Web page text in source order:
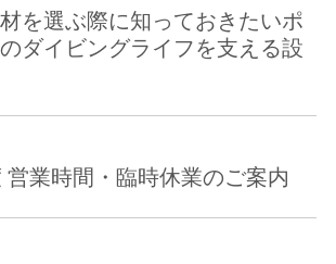
を選ぶ際に知っておきたいポ
ダイビングライフを支える設
業時間・臨時休業のご案内